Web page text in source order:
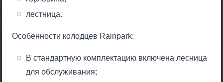
лестница.
Особенности колодцев Rainpark:
В стандартную комплектацию включена лесница
для обслуживания;